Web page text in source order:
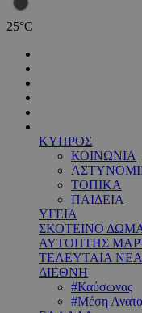
25°C
ΚΥΠΡΟΣ
ΚΟΙΝΩΝΙΑ
ΤΟΠΙΚΑ
ΠΑΙΔΕΙΑ
ΥΓΕΙΑ
ΣΚΟΤΕΙΝΟ
ΑΥΤΟΠΤΗΣ
ΤΕΛΕΥΤΑΙΑ ΝΕΑ
ΔΙΕΘΝΗ
#Καύσωνας
#Μέση